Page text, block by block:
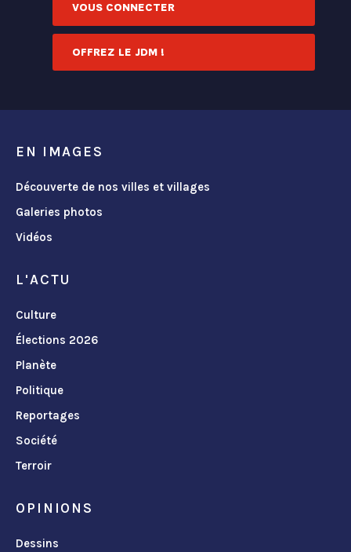
VOUS CONNECTER
OFFREZ LE JDM !
EN IMAGES
Découverte de nos villes et villages
Galeries photos
Vidéos
L'ACTU
Culture
Élections 2026
Planète
Politique
Reportages
Société
Terroir
OPINIONS
Dessins